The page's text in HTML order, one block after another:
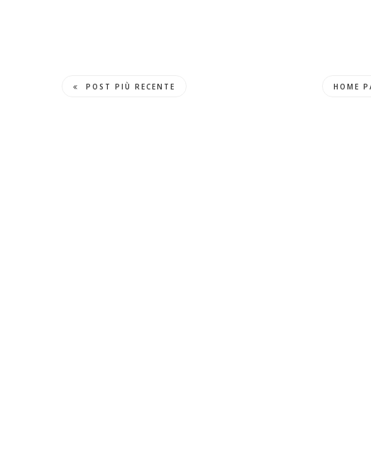
POST PIÙ RECENTE HOME